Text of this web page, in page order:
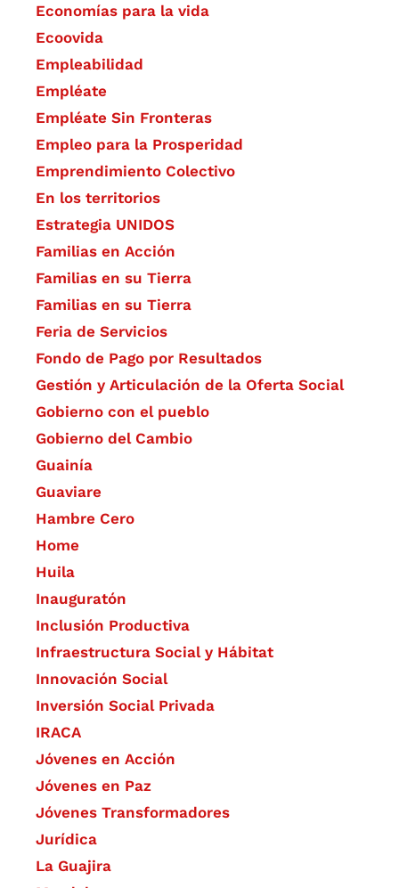
Economías para la vida
Ecoovida
Empleabilidad
Empléate
Empléate Sin Fronteras
Empleo para la Prosperidad
Emprendimiento Colectivo
En los territorios
Estrategia UNIDOS
Familias en Acción
Familias en su Tierra
Familias en su Tierra
Feria de Servicios
Fondo de Pago por Resultados
Gestión y Articulación de la Oferta Social
Gobierno con el pueblo
Gobierno del Cambio
Guainía
Guaviare
Hambre Cero
Home
Huila
Inauguratón
Inclusión Productiva
Infraestructura Social y Hábitat
​Innovación Social
Inversión Social Privada
IRACA
Jóvenes en Acción
Jóvenes en Paz
Jóvenes Transformadores
Jurídica
La Guajira